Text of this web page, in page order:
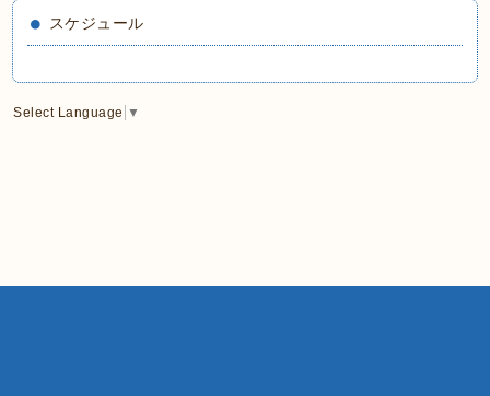
スケジュール
Select Language ▼